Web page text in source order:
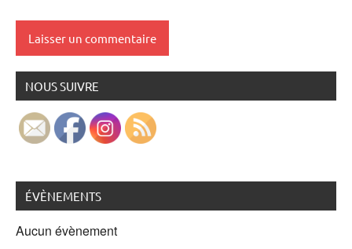
NOUS SUIVRE
ÉVÈNEMENTS
Aucun évènement